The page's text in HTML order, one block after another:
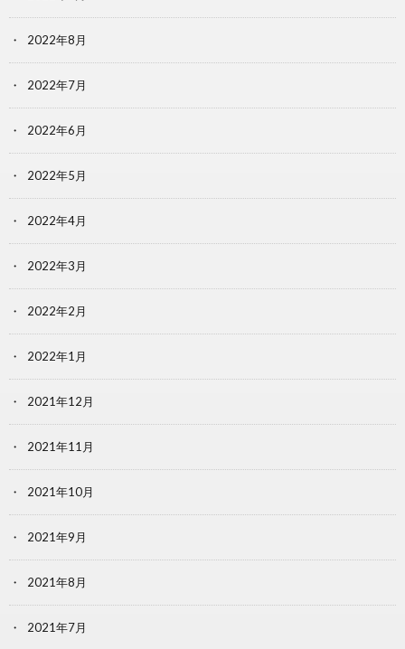
2022年8月
2022年7月
2022年6月
2022年5月
2022年4月
2022年3月
2022年2月
2022年1月
2021年12月
2021年11月
2021年10月
2021年9月
2021年8月
2021年7月